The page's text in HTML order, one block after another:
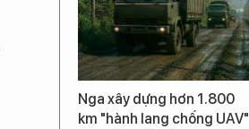
Nga xây dựng hơn 1.800
km "hành lang chống UAV"